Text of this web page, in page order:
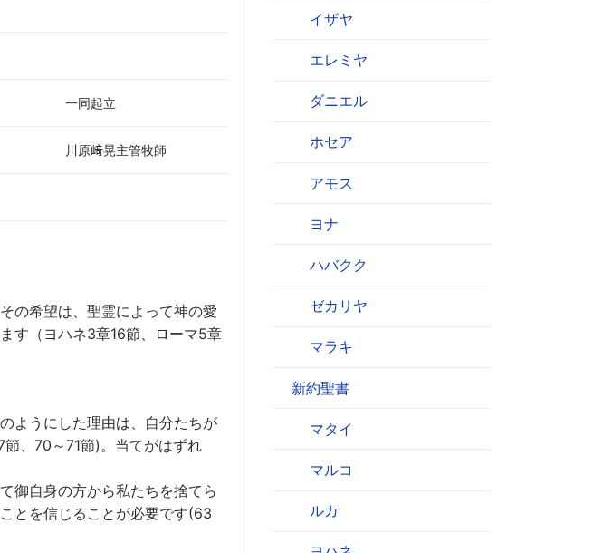
一同起立
川原﨑晃主管牧師
の希望は、聖霊によって神の愛
す（ヨハネ3章16節、ローマ5章
ようにした理由は、自分たちが
、70～71節)。当てがはずれ
御自身の方から私たちを捨てら
とを信じることが必要です(63
イザヤ
エレミヤ
ダニエル
ホセア
アモス
ヨナ
ハバクク
ゼカリヤ
マラキ
新約聖書
マタイ
マルコ
ルカ